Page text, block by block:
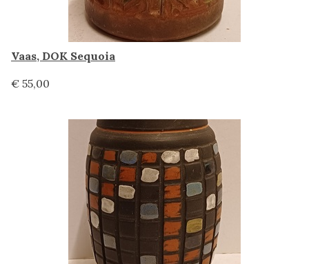
Vaas, DOK Sequoia
€ 55,00